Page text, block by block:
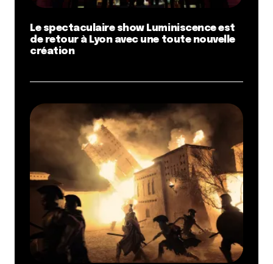
Le spectaculaire show Luminiscence est
de retour à Lyon avec une toute nouvelle
création